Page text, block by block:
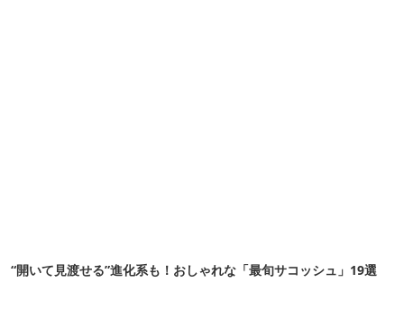
“開いて見渡せる”進化系も！おしゃれな「最旬サコッシュ」19選